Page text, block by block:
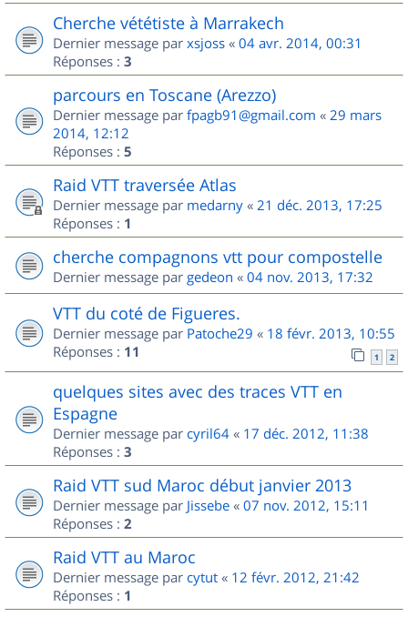
Cherche vététiste à Marrakech
Dernier message par xsjoss « 04 avr. 2014, 00:31
Réponses : 3
parcours en Toscane (Arezzo)
Dernier message par fpagb91@gmail.com « 29 mars
2014, 12:12
Réponses : 5
Raid VTT traversée Atlas
Dernier message par medarny « 21 déc. 2013, 17:25
Réponses : 1
cherche compagnons vtt pour compostelle
Dernier message par gedeon « 04 nov. 2013, 17:32
VTT du coté de Figueres.
Dernier message par Patoche29 « 18 févr. 2013, 10:55
Réponses : 11 1 2
quelques sites avec des traces VTT en
Espagne
Dernier message par cyril64 « 17 déc. 2012, 11:38
Réponses : 3
Raid VTT sud Maroc début janvier 2013
Dernier message par Jissebe « 07 nov. 2012, 15:11
Réponses : 2
Raid VTT au Maroc
Dernier message par cytut « 12 févr. 2012, 21:42
Réponses : 1